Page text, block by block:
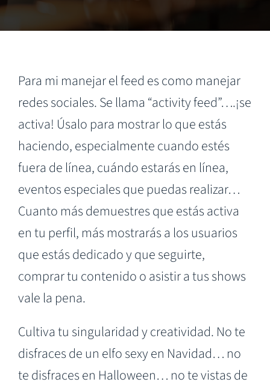
Para mi manejar el feed es como manejar
redes sociales. Se llama “activity feed”….¡se
activa! Úsalo para mostrar lo que estás
haciendo, especialmente cuando estés
fuera de línea, cuándo estarás en línea,
eventos especiales que puedas realizar…
Cuanto más demuestres que estás activa
en tu perfil, más mostrarás a los usuarios
que estás dedicado y que seguirte,
comprar tu contenido o asistir a tus shows
vale la pena.
Cultiva tu singularidad y creatividad. No te
disfraces de un elfo sexy en Navidad… no
te disfraces en Halloween… no te vistas de